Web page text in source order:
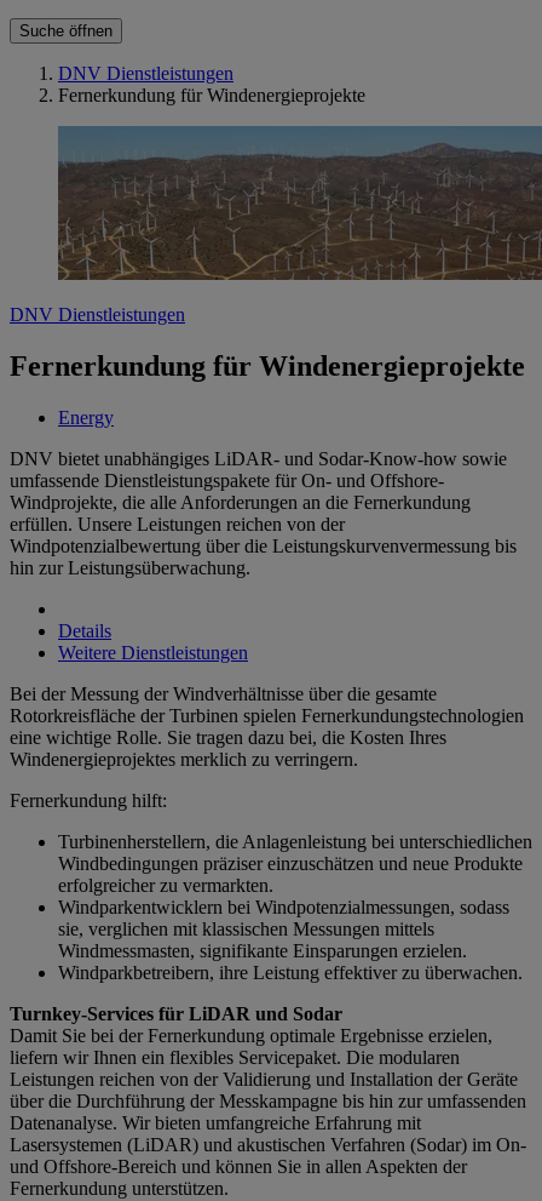
Suche öffnen
DNV Dienstleistungen
Fernerkundung für Windenergieprojekte
DNV Dienstleistungen
Fernerkundung für Windenergieprojekte
Energy
DNV bietet unabhängiges LiDAR- und Sodar-Know-how sowie
umfassende Dienstleistungspakete für On- und Offshore-
Windprojekte, die alle Anforderungen an die Fernerkundung
erfüllen. Unsere Leistungen reichen von der
Windpotenzialbewertung über die Leistungskurvenvermessung bis
hin zur Leistungsüberwachung.
Details
Weitere Dienstleistungen
Bei der Messung der Windverhältnisse über die gesamte
Rotorkreisfläche der Turbinen spielen Fernerkundungstechnologien
eine wichtige Rolle. Sie tragen dazu bei, die Kosten Ihres
Windenergieprojektes merklich zu verringern.
Fernerkundung hilft:
Turbinenherstellern, die Anlagenleistung bei unterschiedlichen
Windbedingungen präziser einzuschätzen und neue Produkte
erfolgreicher zu vermarkten.
Windparkentwicklern bei Windpotenzialmessungen, sodass
sie, verglichen mit klassischen Messungen mittels
Windmessmasten, signifikante Einsparungen erzielen.
Windparkbetreibern, ihre Leistung effektiver zu überwachen.
Turnkey-Services für LiDAR und Sodar
Damit Sie bei der Fernerkundung optimale Ergebnisse erzielen,
liefern wir Ihnen ein flexibles Servicepaket. Die modularen
Leistungen reichen von der Validierung und Installation der Geräte
über die Durchführung der Messkampagne bis hin zur umfassenden
Datenanalyse. Wir bieten umfangreiche Erfahrung mit
Lasersystemen (LiDAR) und akustischen Verfahren (Sodar) im On-
und Offshore-Bereich und können Sie in allen Aspekten der
Fernerkundung unterstützen.